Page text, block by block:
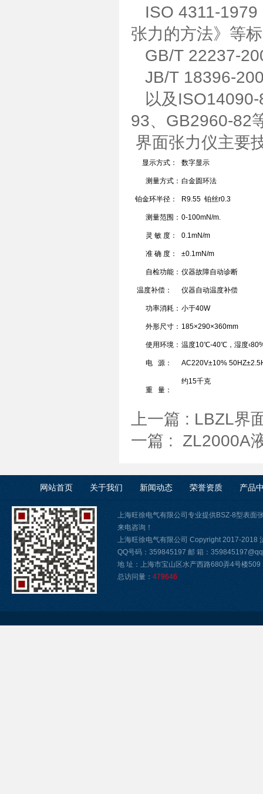
ISO 4311-1979
张力的方法》等
GB/T 22237-
JB/T 18396-
以及ISO14090-
93、GB2960-82
界面张力仪主要
显示方式： 数字显示
测量方式： 白金圆环法
铂金环半径： R9.55 铂丝r0.3
测量范围： 0-100mN/m.
灵 敏 度： 0.1mN/m
准 确 度： ±0.1mN/m
自检功能： 仪器故障自动诊断
温度补偿： 仪器自动温度补偿
功率消耗： 小于40W
外形尺寸： 185×290×360mm
使用环境： 温度10℃-40℃，湿度
电 源： AC220V±10%
重 量：
约15千克
上一篇 : LBZL界
一篇 : ZL2000A
网站首页 关于我们 新闻动态 荣誉资质 产品
上海旺徐电气有限公司专业提供BSZ-8型表面
来电咨询！
上海旺徐电气有限公司 Copyright 2017-2018
QQ号码：359845197 邮 箱：
地 址：上海市宝山区水产西路680弄4号楼509
总访问量： 479646